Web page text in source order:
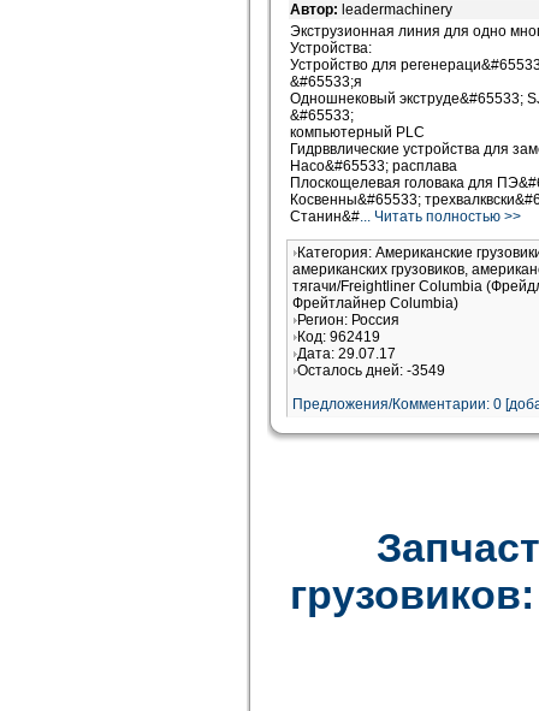
Автор: leadermachinery
Экструзионная линия для одно
Устройства:
Устройство для
&#65533;я
Одношнековый экструде&#65533;
&#65533;
компьютерный PLC
Гидрввлические устройства для
Насо&#65533; расплава
Плоскощелевая головака для
Косвенны&#65533;
Станин&#... Читать полностью >>
Категория: Американские
американских грузовиков,
тягачи/Freightliner Columbia
Фрейтлайнер Columbia)
Регион: Россия
Код: 962419
Дата: 29.07.17
Осталось дней: -3549
Предложения/Комментарии: 0